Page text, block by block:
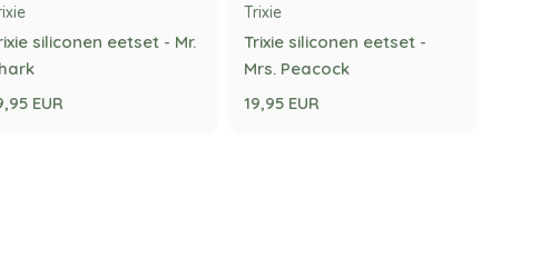
siliconen eetset - Mr.
EUR
Trixie
Trixie siliconen eetset -
Mrs. Peacock
19,95 EUR